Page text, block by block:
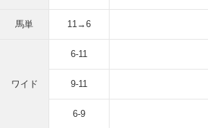
馬単 11→6
ワイド
6-11
9-11
6-9